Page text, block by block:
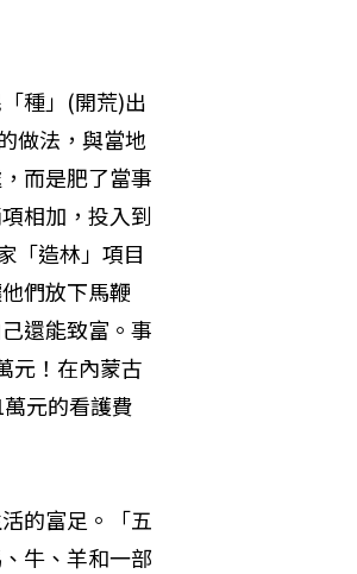
種」(開荒)出
做法，與當地
而是肥了當事
相加，投入到
「造林」項目
們放下馬鞭
還能致富。事
元！在內蒙古
元的看護費
的富足。「五
牛、羊和一部